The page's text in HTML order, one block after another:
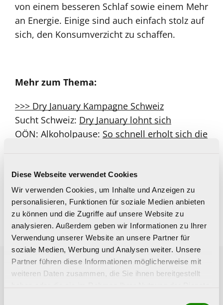
Diese Webseite verwendet Cookies
Wir verwenden Cookies, um Inhalte und Anzeigen zu
personalisieren, Funktionen für soziale Medien anbieten
zu können und die Zugriffe auf unsere Website zu
analysieren. Außerdem geben wir Informationen zu Ihrer
Verwendung unserer Website an unsere Partner für
soziale Medien, Werbung und Analysen weiter. Unsere
Partner führen diese Informationen möglicherweise mit
weiteren Daten zusammen, die Sie ihnen bereitgestellt
von einem besseren Schlaf sowie einem Mehr
an Energie. Einige sind auch einfach stolz auf
sich, den Konsumverzicht zu schaffen.
Mehr zum Thema:
>>> Dry January Kampagne Schweiz
Sucht Schweiz: Dry January lohnt sich
OÖN: Alkoholpause: So schnell erholt sich die
Dialogwoche Alkohol -Wissenswertes zum
Thema Alkoholkonsum in Österreich